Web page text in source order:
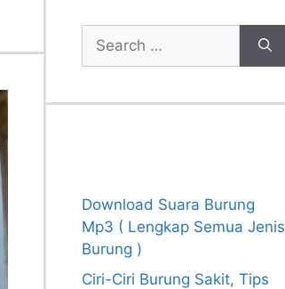
Search
for:
Download Suara Burung
Mp3 ( Lengkap Semua Jenis
Burung )
Ciri-Ciri Burung Sakit, Tips